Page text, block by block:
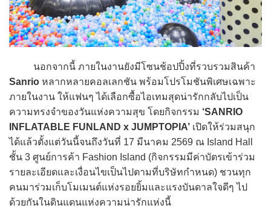
นอกจากนี้ ภายในงานยังมีโซนช้อปปิ้งที่รวบรวมสินค้า
Sanrio หลากหลายคอลเลกชัน พร้อมโปรโมชันพิเศษเฉพาะ
ภายในงาน ให้แฟนๆ ได้เลือกซื้อไอเทมสุดน่ารักกลับไปเป็น
ความทรงจำของวันแห่งความสุข โดยกิจกรรม ‘SANRIO
INFLATABLE FUNLAND x JUMPTOPIA’ เปิดให้ร่วมสนุก
ได้แล้วตั้งแต่วันนี้จนถึงวันที่ 17 มีนาคม 2569 ณ Island Hall
ชั้น 3 ศูนย์การค้า Fashion Island (กิจกรรมมีค่าบัตรเข้าร่วม
รายละเอียดและเงื่อนไขเป็นไปตามที่บริษัทกำหนด) ชวนทุก
คนมาร่วมเก็บโมเมนต์แห่งรอยยิ้มและแรงบันดาลใจดีๆ ไป
ด้วยกันในดินแดนแห่งความน่ารักแห่งนี้